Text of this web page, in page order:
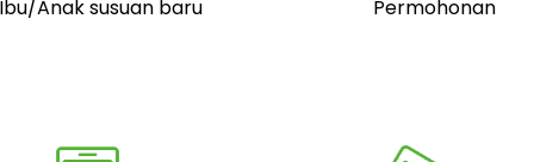
Ibu/Anak susuan baru
Permohonan